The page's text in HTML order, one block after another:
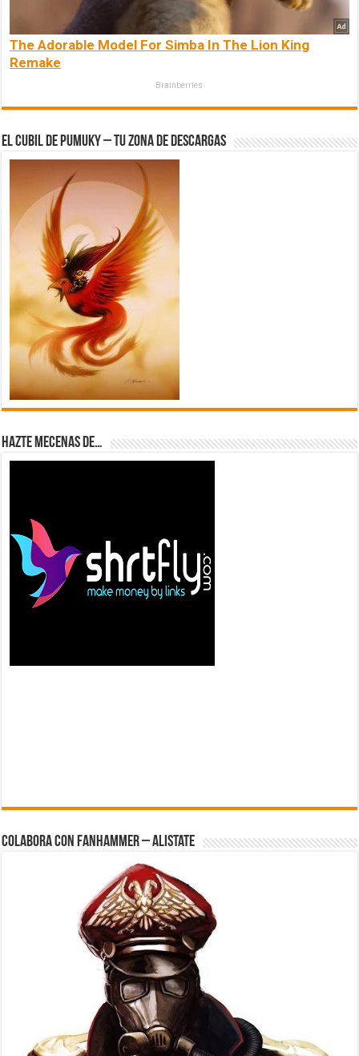
The Adorable Model For Simba In The Lion King
Remake
Brainberries
El Cubil de Pumuky – Tu zona de Descargas
Hazte Mecenas de…
Colabora con FanHammer – Alistate